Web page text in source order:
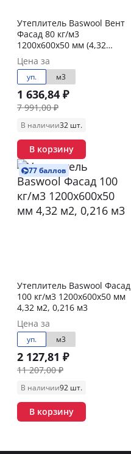
Утеплитель Baswool Вент
Фасад 80 кг/м3
1200х600х50 мм (4,32
м2/0,216 м3)
Цена за
уп. м3
1 636,84 ₽
7 991,00 ₽
В наличии32 шт.
В корзину
77 баллов
Утеплитель Baswool Фасад
100 кг/м3 1200х600х50 мм
4,32 м2, 0,216 м3
Цена за
уп. м3
2 127,81 ₽
11 207,00 ₽
В наличии92 шт.
В корзину